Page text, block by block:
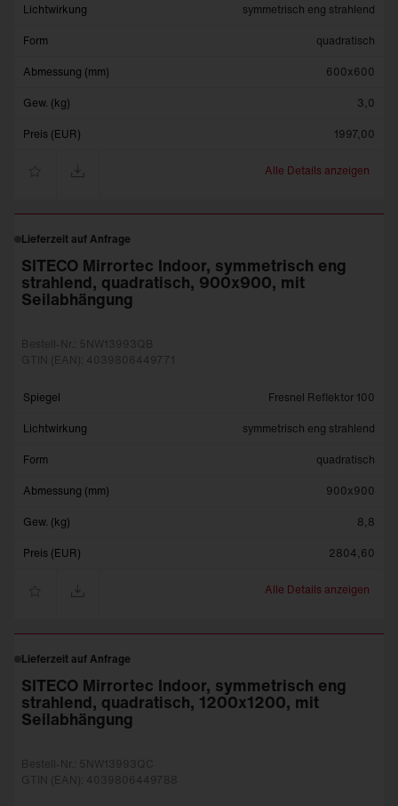
Lichtwirkung symmetrisch eng strahlend
Form quadratisch
Abmessung (mm) 600x600
Gew. (kg) 3,0
Preis (EUR) 1997,00
Alle Details anzeigen
Lieferzeit auf Anfrage
SITECO Mirrortec Indoor, symmetrisch eng
strahlend, quadratisch, 900x900, mit
Seilabhängung
Bestell-Nr.: 5NW13993QB
GTIN (EAN): 4039806449771
Spiegel Fresnel Reflektor 100
Lichtwirkung symmetrisch eng strahlend
Form quadratisch
Abmessung (mm) 900x900
Gew. (kg) 8,8
Preis (EUR) 2804,60
Alle Details anzeigen
Lieferzeit auf Anfrage
SITECO Mirrortec Indoor, symmetrisch eng
strahlend, quadratisch, 1200x1200, mit
Seilabhängung
Bestell-Nr.: 5NW13993QC
GTIN (EAN): 4039806449788